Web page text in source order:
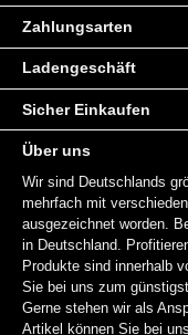
Zahlungsarten
Ladengeschäft
Sicher Einkaufen
Über uns
Wir sind Deutschlands
mehrfach mit
ausgezeichnet worden.
in Deutschland.
Produkte sind innerhalb
Sie bei uns zum
Gerne stehen wir als
Artikel können Sie bei